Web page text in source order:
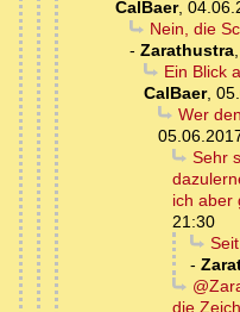
CalBaer,
Nein, die
- Zarathustra,
Ein Blick
CalBaer,
Wer
Sehr
ich aber
21:30
-
die